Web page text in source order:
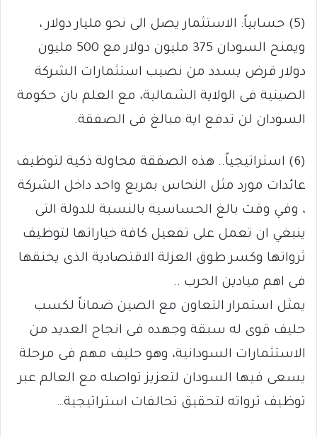
(5) حسابياً: الاستثمار يصل الى نحو مليار دولار ،
ويمنح السودان 375 مليون دولار مع 500 مليون
دولار قرض يسدد من نصيب استثمارات الشركة
الصينية فى الولاية الشمالية، مع العلم بان حكومة
السودان لن تدفع اية مبالغ فى الصفقة.
(6) استراتيجياً.. هذه الصفقة محاولة ذكية لتوظيف
عائدات مورد مثل النحاس بمربع واحد داخل الشركة
، وفي وقت بالغ الحساسية بالنسبة للدولة التى
ينبغي ان تعمل على تفعيل كافة خياراتها لتوظيف
ثرواتها وكسر طوق العزلة الاقتصادية الذى يخنقها
فى اهم ميادين الحرب ..
يمثل استمرار التعاون مع الصين ضماناً لكسب
حليف قوى له سبقة وجهده فى انجاح العديد من
الاستثمارات السودانية، وهو حليف مهم فى مرحلة
يسعى فيها السودان لتعزيز تواصله مع العالم عبر
توظيف ثرواته لتحقيق تحالفات استراتيجية…